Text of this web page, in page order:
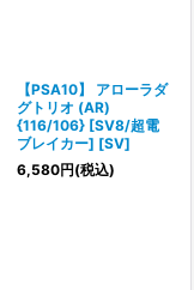
【PSA10】 アローラダ
グトリオ (AR)
{116/106} [SV8/超電
ブレイカー] [SV]
6,580円(税込)